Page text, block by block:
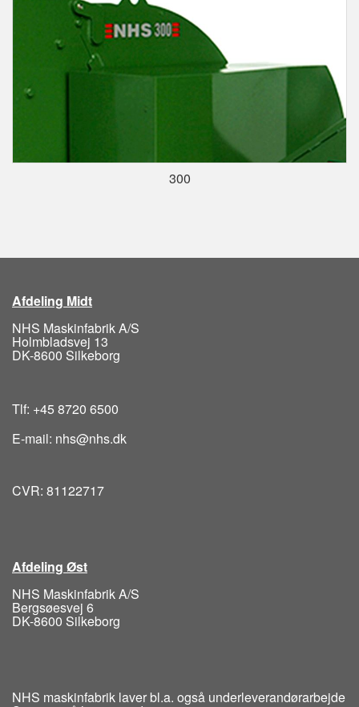
300
Afdeling Midt
NHS Maskinfabrik A/S
Holmbladsvej 13
DK-8600 Silkeborg
Tlf: +45 8720 6500
E-mail: nhs@nhs.dk
CVR: 81122717
Afdeling Øst
NHS Maskinfabrik A/S
Bergsøesvej 6
DK-8600 Silkeborg
NHS maskinfabrik laver bl.a. også underleverandørarbejde